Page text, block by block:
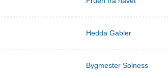
Hedda Gabler
Bygmester Solness